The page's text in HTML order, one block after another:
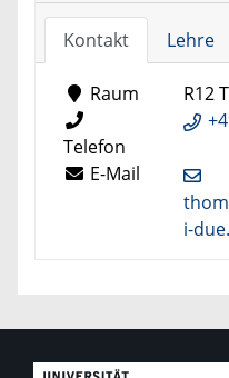
Kontakt Lehre
Raum R12
Telefon
E-Mail
i-